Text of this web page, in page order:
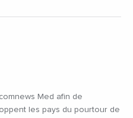
Med afin de
les pays du pourtour de